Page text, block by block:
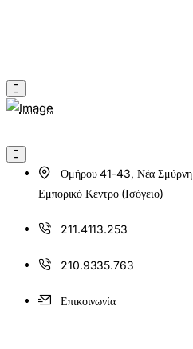
Ομήρου 41-43, Νέα Σμύρνη
Εμπορικό Κέντρο (Ισόγειο)
211.4113.253
210.9335.763
Επικοινωνία